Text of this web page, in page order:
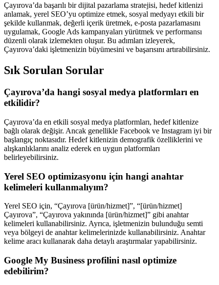
Çayırova’da başarılı bir dijital pazarlama stratejisi, hedef kitlenizi
anlamak, yerel SEO’yu optimize etmek, sosyal medyayı etkili bir
şekilde kullanmak, değerli içerik üretmek, e-posta pazarlamasını
uygulamak, Google Ads kampanyaları yürütmek ve performansı
düzenli olarak izlemekten oluşur. Bu adımları izleyerek,
Çayırova’daki işletmenizin büyümesini ve başarısını artırabilirsiniz.
Sık Sorulan Sorular
Çayırova’da hangi sosyal medya platformları en
etkilidir?
Çayırova’da en etkili sosyal medya platformları, hedef kitlenize
bağlı olarak değişir. Ancak genellikle Facebook ve Instagram iyi bir
başlangıç noktasıdır. Hedef kitlenizin demografik özelliklerini ve
alışkanlıklarını analiz ederek en uygun platformları
belirleyebilirsiniz.
Yerel SEO optimizasyonu için hangi anahtar
kelimeleri kullanmalıyım?
Yerel SEO için, “Çayırova [ürün/hizmet]”, “[ürün/hizmet]
Çayırova”, “Çayırova yakınında [ürün/hizmet]” gibi anahtar
kelimeleri kullanabilirsiniz. Ayrıca, işletmenizin bulunduğu semti
veya bölgeyi de anahtar kelimelerinizde kullanabilirsiniz. Anahtar
kelime aracı kullanarak daha detaylı araştırmalar yapabilirsiniz.
Google My Business profilini nasıl optimize
edebilirim?